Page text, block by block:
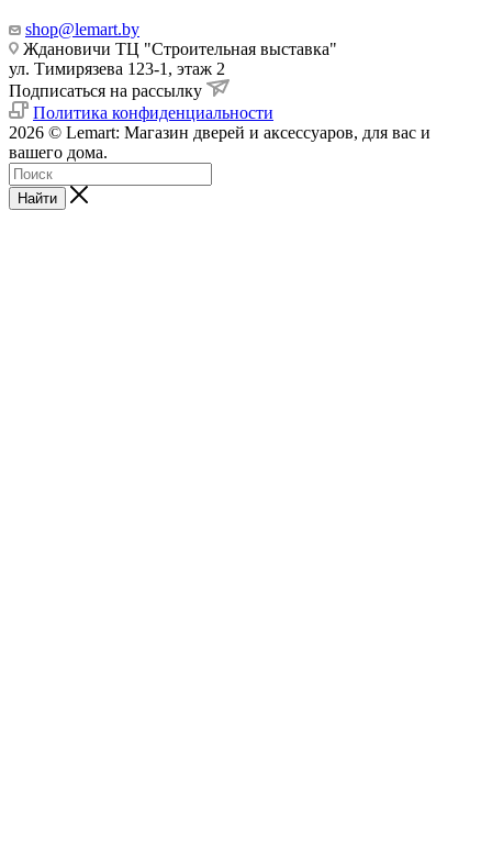
shop@lemart.by
Ждановичи ТЦ "Строительная выставка"
ул. Тимирязева 123-1, этаж 2
Подписаться на рассылку
Политика конфиденциальности
2026 © Lemart: Магазин дверей и аксессуаров, для вас и
вашего дома.
Найти